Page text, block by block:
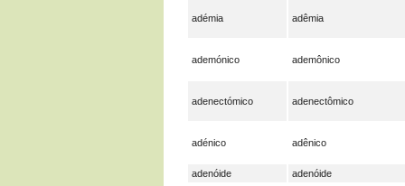
adémia adêmia
ademónico ademônico
adenectómico adenectômico
adénico adênico
adenóide
adenóide